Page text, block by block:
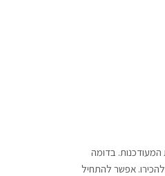
המעודכנות. בדומה
להכירו. אפשר להתחיל